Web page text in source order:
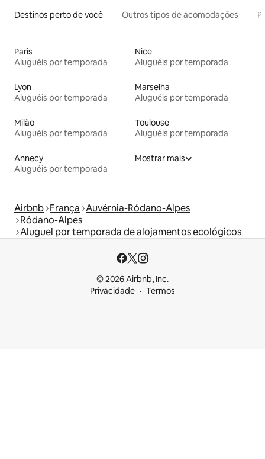
Destinos perto de você Outros tipos de acomodações
Paris
Aluguéis por temporada
Nice
Aluguéis por temporada
Lyon
Aluguéis por temporada
Marselha
Aluguéis por temporada
Milão
Aluguéis por temporada
Toulouse
Aluguéis por temporada
Annecy
Aluguéis por temporada
Mostrar mais
Airbnb França Auvérnia-Ródano-Alpes
Ródano-Alpes
Aluguel por temporada de alojamentos ecológicos
© 2026 Airbnb, Inc.
Privacidade
Termos